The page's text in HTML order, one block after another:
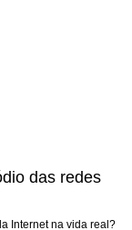
das redes
Internet na vida real?